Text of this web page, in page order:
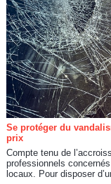
Se protéger du
prix
Compte tenu de
professionnels
locaux. Pour disposer